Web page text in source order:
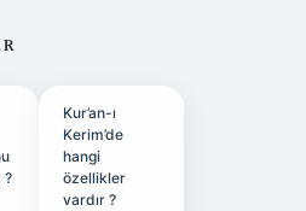
?
Kur’an-ı
Kerim’de
hangi
özellikler
vardır ?